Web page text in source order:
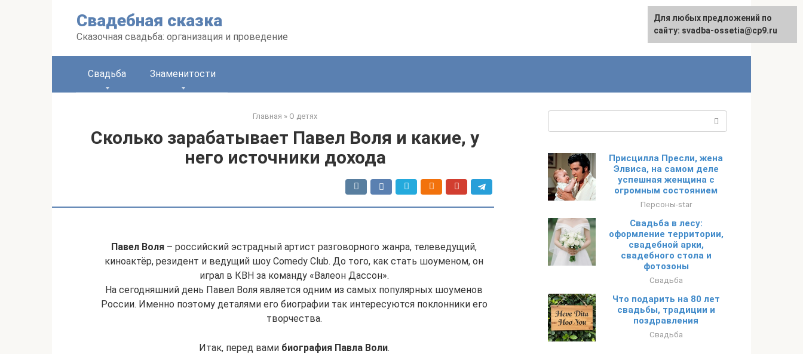
Свадебная сказка
Сказочная свадьба: организация и проведение
Свадьба Знаменитости
Главная » О детях
Сколько зарабатывает Павел Воля и какие, у
него источники дохода
Павел Воля – российский эстрадный артист разговорного жанра, телеведущий,
киноактёр, резидент и ведущий шоу Comedy Club. До того, как стать шоуменом, он
играл в КВН за команду «Валеон Дассон».
На сегодняшний день Павел Воля является одним из самых популярных шоуменов
России. Именно поэтому деталями его биографии так интересуются поклонники его
творчества.
Итак, перед вами биография Павла Воли.
Присцилла Пресли, жена
Элвиса, на самом деле
успешная женщина с
огромным состоянием
Персоны-star
Свадьба в лесу:
оформление территории,
свадебной арки,
свадебного стола и
фотозоны
Свадьба
Что подарить на 80 лет
свадьбы, традиции и
поздравления
Свадьба
Для любых предложений по
сайту: svadba-ossetia@cp9.ru